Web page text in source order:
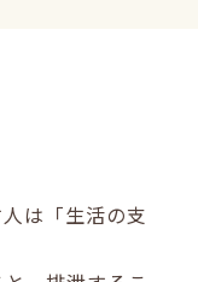
は「生活の支